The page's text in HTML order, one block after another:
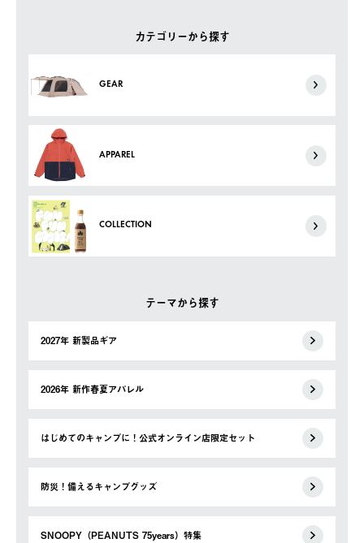
カテゴリーから探す
GEAR
APPAREL
COLLECTION
テーマから探す
2027年 新製品ギア
2026年 新作春夏アパレル
はじめてのキャンプに！公式オンライン店限定セット
防災！備えるキャンプグッズ
SNOOPY（PEANUTS 75years）特集